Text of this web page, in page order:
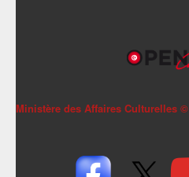
Ministère des Affaires Culturelles ©